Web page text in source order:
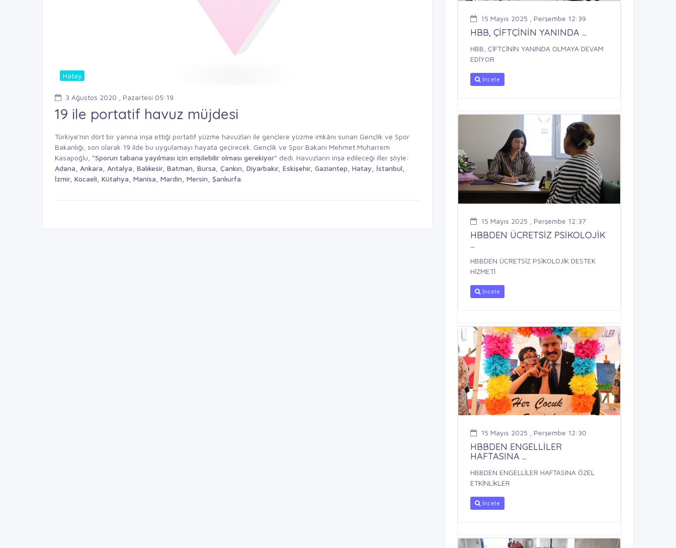
Hatay
3 Ağustos 2020 , Pazartesi 05:19
19 ile portatif havuz müjdesi
Türkiye'nin dört bir yanına inşa ettiği portatif yüzme havuzları ile gençlere yüzme imkânı sunan Gençlik ve Spor
Bakanlığı, son olarak 19 ilde bu uygulamayı hayata geçirecek. Gençlik ve Spor Bakanı Mehmet Muharrem
Kasapoğlu, "Sporun tabana yayılması için erişilebilir olması gerekiyor" dedi. Havuzların inşa edileceği iller şöyle:
Adana, Ankara, Antalya, Balıkesir, Batman, Bursa, Çankırı, Diyarbakır, Eskişehir, Gaziantep, Hatay, İstanbul,
İzmir, Kocaeli, Kütahya, Manisa, Mardin, Mersin, Şanlıurfa.
15 Mayıs 2025 , Perşembe 12:39
HBB, ÇİFTÇİNİN YANINDA ...
HBB, ÇİFTÇİNİN YANINDA OLMAYA DEVAM
EDİYOR
İncele
15 Mayıs 2025 , Perşembe 12:37
HBBDEN ÜCRETSİZ PSİKOLOJİK
...
HBBDEN ÜCRETSİZ PSİKOLOJİK DESTEK
HİZMETİ
İncele
15 Mayıs 2025 , Perşembe 12:30
HBBDEN ENGELLİLER
HAFTASINA ...
HBBDEN ENGELLİLER HAFTASINA ÖZEL
ETKİNLİKLER
İncele